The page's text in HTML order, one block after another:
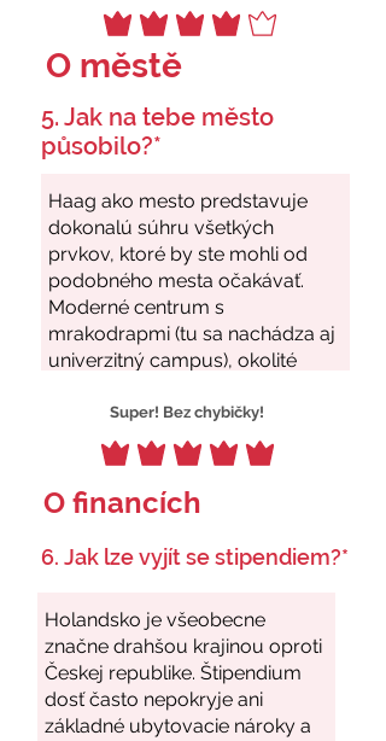
O městě
5. Jak na tebe město
působilo?*
Super! Bez chybičky!
O financích
6. Jak lze vyjít se stipendiem?*